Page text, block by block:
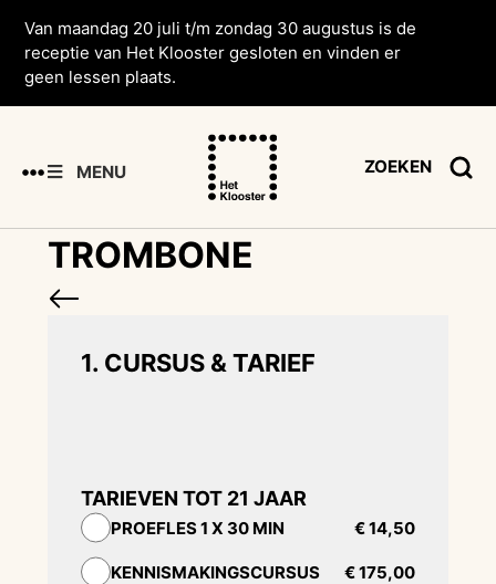
Van maandag 20 juli t/m zondag 30 augustus is de
receptie van Het Klooster gesloten en vinden er
geen lessen plaats.
MENU ZOEKEN
TROMBONE
1. CURSUS & TARIEF
TARIEVEN TOT 21 JAAR
PROEFLES 1 X 30 MIN € 14,50
KENNISMAKINGSCURSUS
€ 175,00